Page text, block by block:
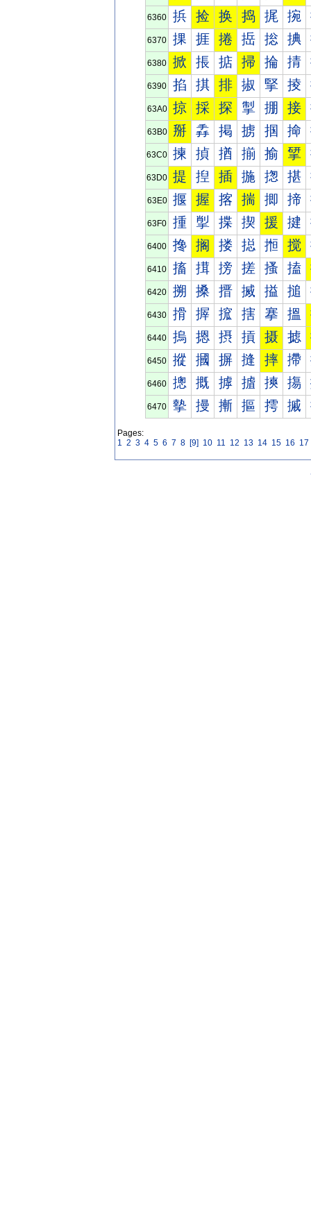
6360 捠 捡 换 捣 捤 捥
6370 捰 捱 捲 捳 捴 捵
6380 掀 掁 掂 掃 掄 掅
6390 掐 掑 排 掓 掔 掕
63A0 掠 採 探 掣 掤 接
63B0 掰 掱 掲 掳 掴 掵
63C0 揀 揁 揂 揃 揄 揅
63D0 提 揑 插 揓 揔 揕
63E0 揠 握 揢 揣 揤 揥
63F0 揰 揱 揲 揳 援 揵
6400 搀 搁 搂 搃 搄 搅
6410 搐 搑 搒 搓 搔 搕
6420 搠 搡 搢 搣 搤 搥
6430 搰 搱 搲 搳 搴 搵
6440 摀 摁 摂 摃 摄 摅
6450 摐 摑 摒 摓 摔 摕
6460 摠 摡 摢 摣 摤 摥
6470 摰 摱 摲 摳 摴 摵
Pages:
1 2 3 4 5 6 7 8 [9] 10 11 12 13 14 15 16 17